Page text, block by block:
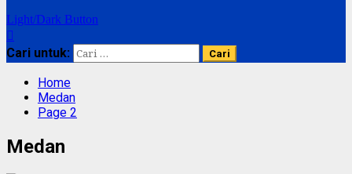
Light/Dark Button
Cari untuk:
Home
Medan
Page 2
Medan